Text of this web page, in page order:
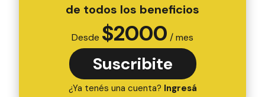
de todos los beneficios
Desde $2000 / mes
Suscribite
¿Ya tenés una cuenta? Ingresá